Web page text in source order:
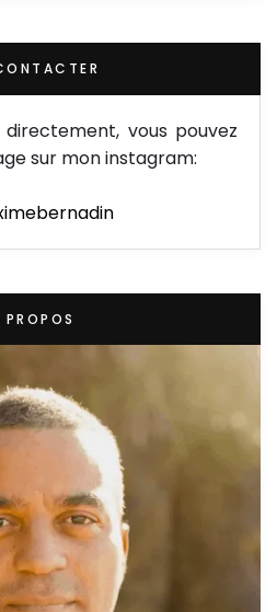
vous pouvez
sur mon instagram:
PROPOS